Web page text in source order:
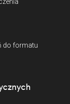
do formatu